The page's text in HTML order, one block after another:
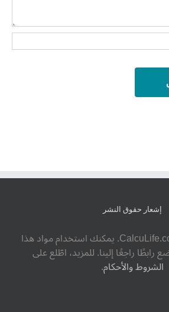
إشعار حقوق النشر
© ‎CalcuLife.com‎ 2019 – 2025. يمكنك استخدام مواد هذا
راجعًا إلينا. للمزيد، اطّلع على
الشروط والأحكام.